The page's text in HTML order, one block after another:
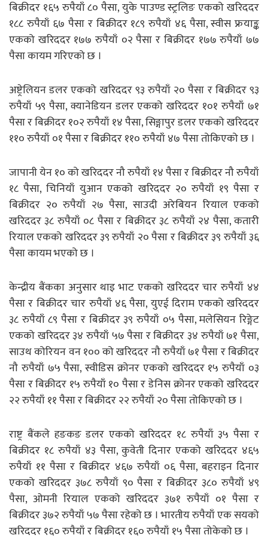
बिक्रीदर १६५ रुपैयाँ ८० पैसा, युके पाउण्ड स्ट्रलिङ एकको खरिददर
१८८ रुपैयाँ ६७ पैसा र बिक्रीदर १८९ रुपैयाँ ४६ पैसा, स्वीस फ्रयाङ्क
एकको खरिददर १७७ रुपैयाँ ०२ पैसा र बिक्रीदर १७७ रुपैयाँ ७७
पैसा कायम गरिएको छ ।
अष्ट्रेलियन डलर एकको खरिददर ९३ रुपैयाँ २० पैसा र बिक्रीदर ९३
रुपैयाँ ५९ पैसा, क्यानेडियन डलर एकको खरिददर १०१ रुपैयाँ ७१
पैसा र बिक्रीदर १०२ रुपैयाँ १४ पैसा, सिङ्गापुर डलर एकको खरिददर
११० रुपैयाँ ०१ पैसा र बिक्रीदर ११० रुपैयाँ ४७ पैसा तोकिएको छ ।
जापानी येन १० को खरिददर नौ रुपैयाँ १४ पैसा र बिक्रीदर नौ रुपैयाँ
१८ पैसा, चिनियाँ युआन एकको खरिददर २० रुपैयाँ १९ पैसा र
बिक्रीदर २० रुपैयाँ २७ पैसा, साउदी अरेबियन रियाल एकको
खरिददर ३८ रुपैयाँ ०८ पैसा र बिक्रीदर ३८ रुपैयाँ २४ पैसा, कतारी
रियाल एकको खरिददर ३९ रुपैयाँ २० पैसा र बिक्रीदर ३९ रुपैयाँ ३६
पैसा कायम भएको छ ।
केन्द्रीय बैंकका अनुसार थाइ भाट एकको खरिददर चार रुपैयाँ ४४
पैसा र बिक्रीदर चार रुपैयाँ ४६ पैसा, युएई दिराम एकको खरिददर
३८ रुपैयाँ ८९ पैसा र बिक्रीदर ३९ रुपैयाँ ०५ पैसा, मलेसियन रिङ्गेट
एकको खरिददर ३४ रुपैयाँ ५७ पैसा र बिक्रीदर ३४ रुपैयाँ ७१ पैसा,
साउथ कोरियन वन १०० को खरिददर नौ रुपैयाँ ७१ पैसा र बिक्रीदर
नौ रुपैयाँ ७५ पैसा, स्वीडिस क्रोनर एकको खरिददर १५ रुपैयाँ ०३
पैसा र बिक्रीदर १५ रुपैयाँ १० पैसा र डेनिस क्रोनर एकको खरिददर
२२ रुपैयाँ ११ पैसा र बिक्रीदर २२ रुपैयाँ २० पैसा तोकिएको छ ।
राष्ट्र बैंकले हङकङ डलर एकको खरिददर १८ रुपैयाँ ३५ पैसा र
बिक्रीदर १८ रुपैयाँ ४३ पैसा, कुवेती दिनार एकको खरिददर ४६५
रुपैयाँ ११ पैसा र बिक्रीदर ४६७ रुपैयाँ ०६ पैसा, बहराइन दिनार
एकको खरिददर ३७८ रुपैयाँ ९० पैसा र बिक्रीदर ३८० रुपैयाँ ४९
पैसा, ओमनी रियाल एकको खरिददर ३७१ रुपैयाँ ०१ पैसा र
बिक्रीदर ३७२ रुपैयाँ ५७ पैसा रहेको छ । भारतीय रुपैयाँ एक सयको
खरिददर १६० रुपैयाँ र बिक्रीदर १६० रुपैयाँ १५ पैसा तोकेको छ ।